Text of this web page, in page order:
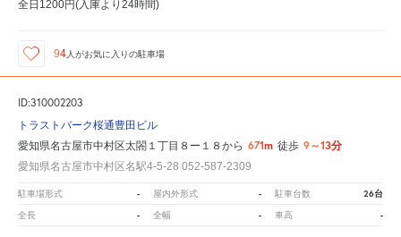
全日1200円(入庫より24時間)
94 人がお気に入りの駐車場
ID:310002203
トラストパーク桜通豊田ビル
愛知県名古屋市中村区太閤１丁目８ー１８から 671m 徒歩 9～13分
愛知県名古屋市中村区名駅4-5-28 052-587-2309
駐車場形式 - 屋内外形式 - 駐車台数 26台
全長 - 全幅 - 車高 -